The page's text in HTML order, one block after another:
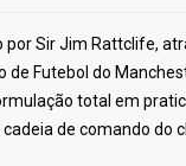
por Sir Jim Rattclife,
de Futebol do
total em
de comando do